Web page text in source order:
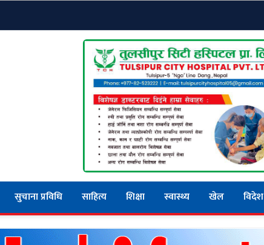
सुचाना प्रविधि साहित्य शिक्षा स्वास्थ्य खेल विदेश